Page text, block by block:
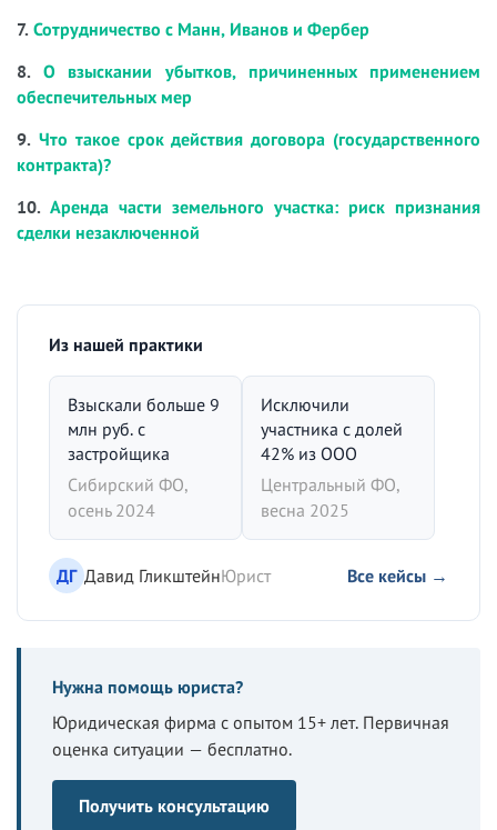
7. Сотрудничество с Манн, Иванов и Фербер
8.О взыскании убытков, причиненных применением
обеспечительных мер
9. Что такое срок действия договора (государственного
контракта)?
10. Аренда части земельного участка: риск признания
сделки незаключенной
Из нашей практики
Взыскали больше 9
млн руб. с
застройщика
Сибирский ФО,
осень 2024
Исключили
участника с долей
42% из ООО
Центральный ФО,
весна 2025
ДГ Давид ГликштейнЮрист Все кейсы →
Нужна помощь юриста?
Юридическая фирма с опытом 15+ лет. Первичная
оценка ситуации — бесплатно.
Получить консультацию